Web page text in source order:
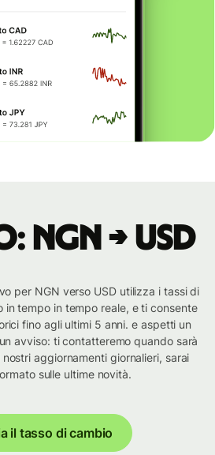
NGN → USD
per NGN verso USD utilizza i tassi di
in tempo in tempo reale, e ti consente
fino agli ultimi 5 anni. e aspetti un
avviso: ti contatteremo quando sarà
aggiornamenti giornalieri, sarai
sulle ultime novità.
il tasso di cambio